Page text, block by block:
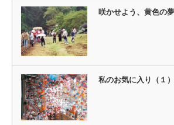
咲かせよう、黄色の夢
私のお気に入り（１